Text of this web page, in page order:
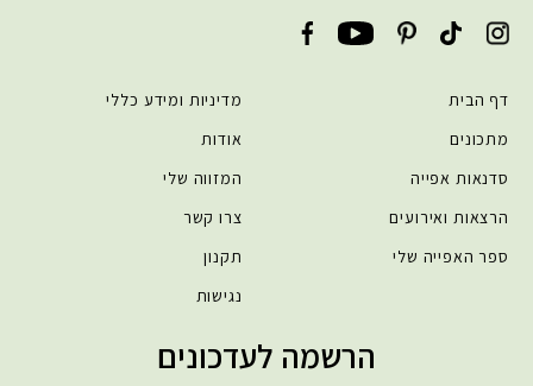
דף הבית
מתכונים
סדנאות אפייה
הרצאות ואירועים
ספר האפייה שלי
מדיניות ומידע כללי
אודות
המזווה שלי
צרו קשר
תקנון
נגישות
הרשמה לעדכונים